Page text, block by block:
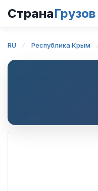
СтранаГрузов
RU Республика Крым